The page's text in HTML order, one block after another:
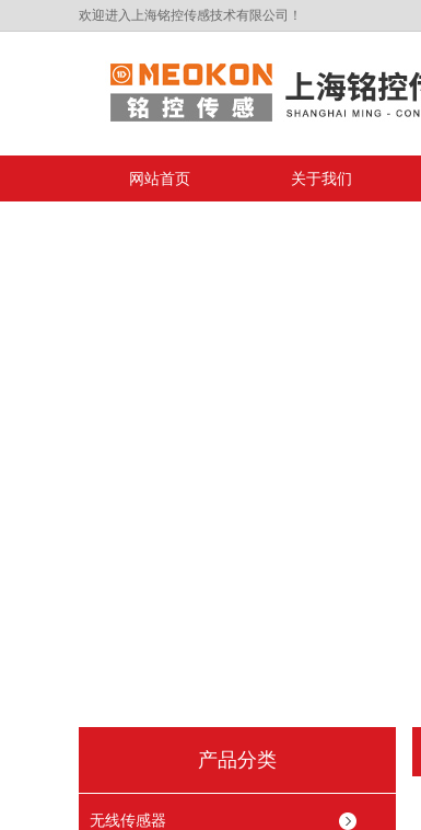
欢迎进入上海铭控传感技术有限公司！
网站首页 关于我们
产品分类
无线传感器